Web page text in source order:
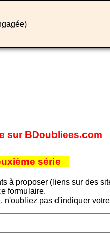
sur BDoubliees.com
série
à proposer (liens sur des
formulaire.
pas d'indiquer votre